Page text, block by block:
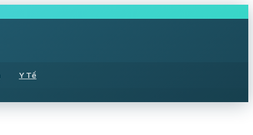
Y Tế